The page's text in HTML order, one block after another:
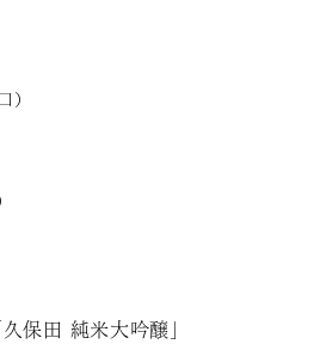
）
保田 純米大吟醸」